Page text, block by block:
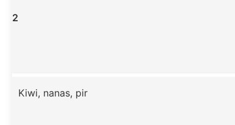
2
Kiwi, nanas, pir